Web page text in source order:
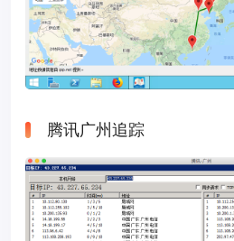
腾讯广州追踪